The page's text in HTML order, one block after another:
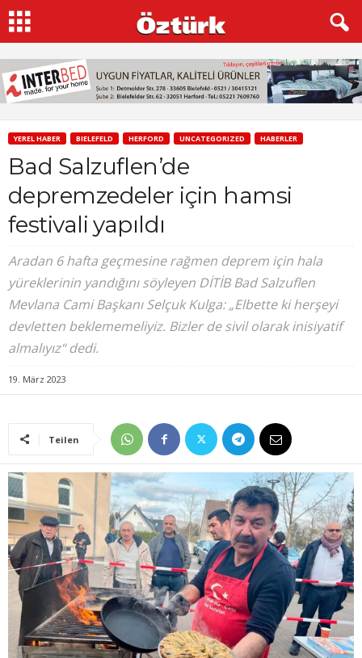
YEREL HABER BIELEFELD HERFORD UNCATEGORIZED HABERLER
Bad Salzuflen’de
depremzedeler için hamsi
festivali yapıldı
Aradan 6 hafta geçmesine rağmen deprem için hala
yüreklerinin yandığını söyleyen DİTİB Bad Salzuflen
Mevlana Cami Başkanı Selçuk Kulga: „Elbette ki herşeyi
devletten beklememeliyiz. Bizler de sivil olarak inisiyatif
almalıyız“ dedi.
19. März 2023
Teilen